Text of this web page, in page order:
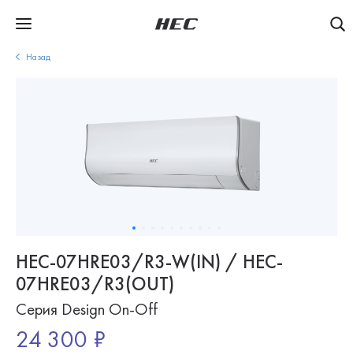
Назад
HEC-07HRE03/R3-W(IN) / HEC-
07HRE03/R3(OUT)
Серия Design On-Off
24 300 ₽